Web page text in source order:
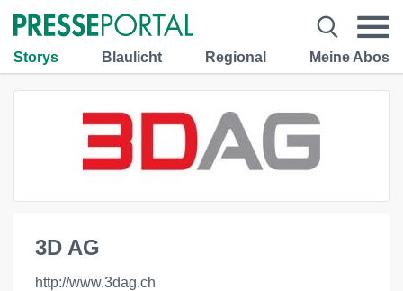
Storys Blaulicht Regional Meine Abos
3D AG
http://www.3dag.ch